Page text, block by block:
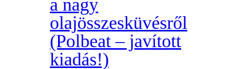
a nagy
olajösszesküvésről
(Polbeat – javított
kiadás!)